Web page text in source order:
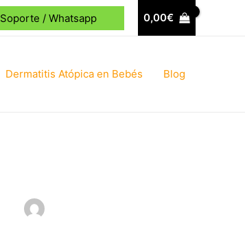
Soporte / Whatsapp 0,00€
Dermatitis Atópica en Bebés Blog